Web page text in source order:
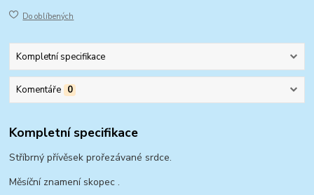
Do oblíbených
Kompletní specifikace
Komentáře 0
Kompletní specifikace
Stříbrný přívěsek prořezávané srdce.
Měsíční znamení skopec .